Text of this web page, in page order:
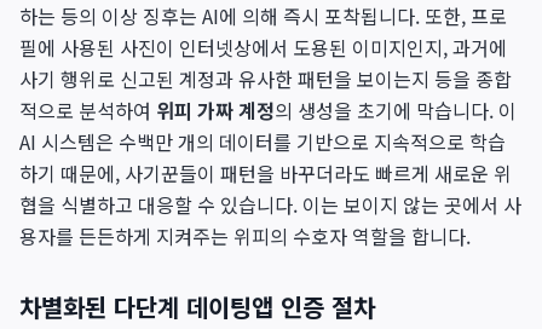
하는 등의 이상 징후는 AI에 의해 즉시 포착됩니다. 또한, 프로
필에 사용된 사진이 인터넷상에서 도용된 이미지인지, 과거에
사기 행위로 신고된 계정과 유사한 패턴을 보이는지 등을 종합
적으로 분석하여 위피 가짜 계정의 생성을 초기에 막습니다. 이
AI 시스템은 수백만 개의 데이터를 기반으로 지속적으로 학습
하기 때문에, 사기꾼들이 패턴을 바꾸더라도 빠르게 새로운 위
협을 식별하고 대응할 수 있습니다. 이는 보이지 않는 곳에서 사
용자를 든든하게 지켜주는 위피의 수호자 역할을 합니다.
차별화된 다단계 데이팅앱 인증 절차